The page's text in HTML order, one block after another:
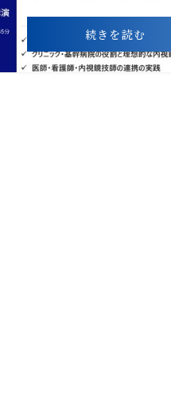
続きを読む